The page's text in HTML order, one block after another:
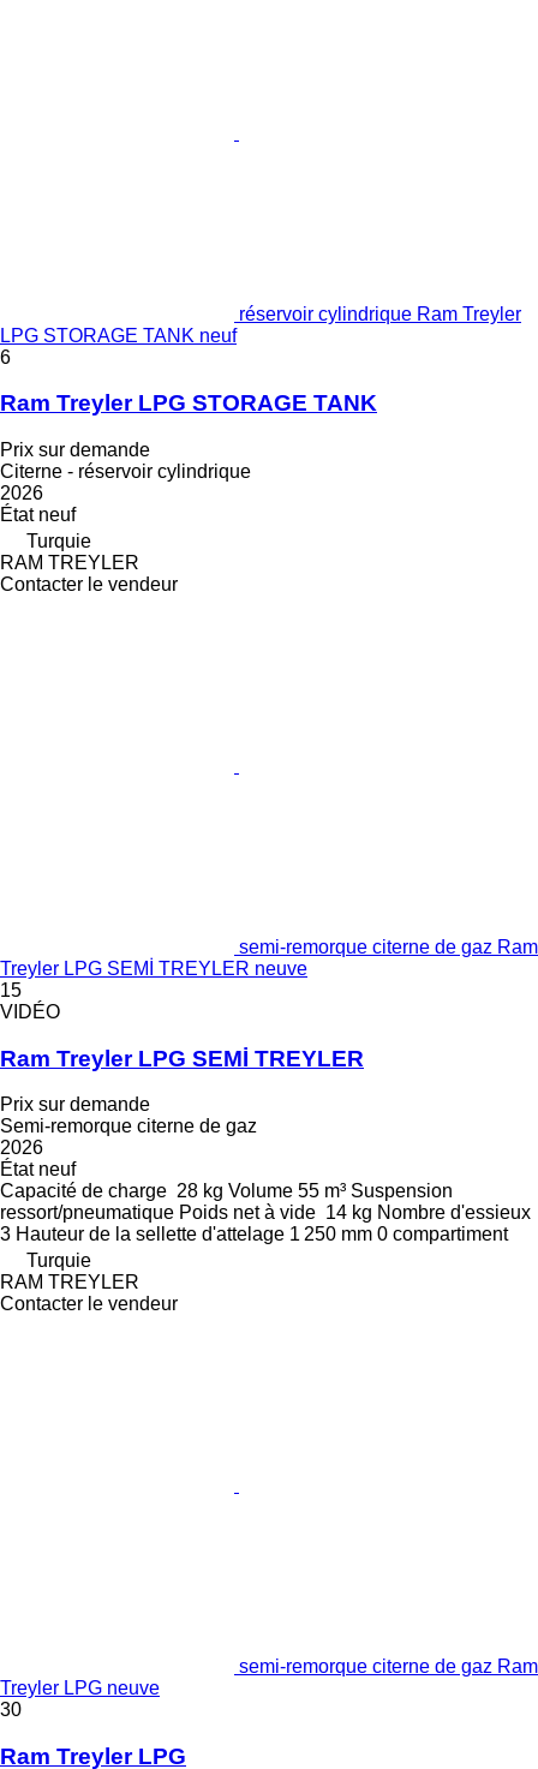
réservoir cylindrique Ram Treyler
LPG STORAGE TANK neuf
6
Ram Treyler LPG STORAGE TANK
Prix sur demande
Citerne - réservoir cylindrique
2026
Étatneuf
Turquie
RAM TREYLER
Contacter le vendeur
semi-remorque citerne de gaz Ram
Treyler LPG SEMİ TREYLER neuve
15
VIDÉO
Ram Treyler LPG SEMİ TREYLER
Prix sur demande
Semi-remorque citerne de gaz
2026
Étatneuf
Capacité de charge 28 kg Volume 55 m³ Suspension
ressort/pneumatique Poids net à vide 14 kg Nombre d'essieux
3 Hauteur de la sellette d'attelage 1 250 mm 0 compartiment
Turquie
RAM TREYLER
Contacter le vendeur
semi-remorque citerne de gaz Ram
Treyler LPG neuve
30
Ram Treyler LPG